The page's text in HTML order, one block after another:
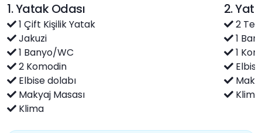
1. Yatak Odası
1 Çift Kişilik Yatak
Jakuzi
1 Banyo/WC
2 Komodin
Elbise dolabı
Makyaj Masası
Klima
2.
2 Tek
1
1
Klima